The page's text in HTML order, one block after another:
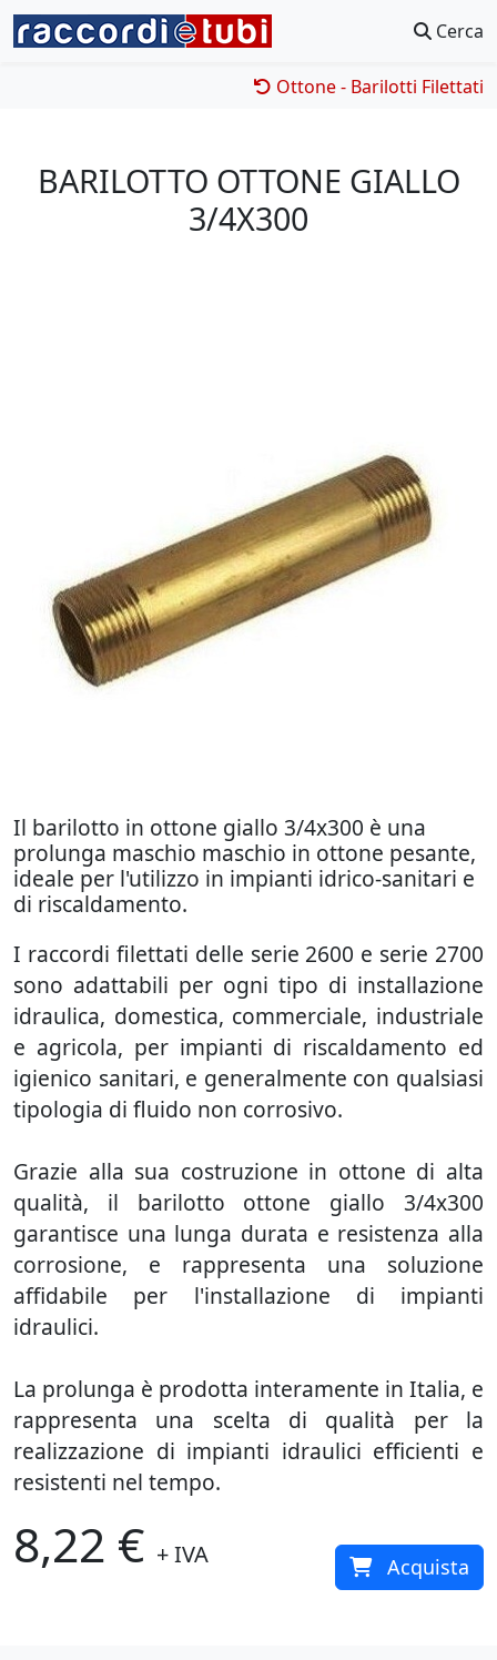
Cerca
Ottone - Barilotti Filettati
BARILOTTO OTTONE GIALLO
3/4X300
Il barilotto in ottone giallo 3/4x300 è una
prolunga maschio maschio in ottone pesante,
ideale per l'utilizzo in impianti idrico-sanitari e
di riscaldamento.
I raccordi filettati delle serie 2600 e serie 2700
sono adattabili per ogni tipo di installazione
idraulica, domestica, commerciale, industriale
e agricola, per impianti di riscaldamento ed
igienico sanitari, e generalmente con qualsiasi
tipologia di fluido non corrosivo.
Grazie alla sua costruzione in ottone di alta
qualità, il barilotto ottone giallo 3/4x300
garantisce una lunga durata e resistenza alla
corrosione, e rappresenta una soluzione
affidabile per l'installazione di impianti
idraulici.
La prolunga è prodotta interamente in Italia, e
rappresenta una scelta di qualità per la
realizzazione di impianti idraulici efficienti e
resistenti nel tempo.
8,22 € + IVA Acquista